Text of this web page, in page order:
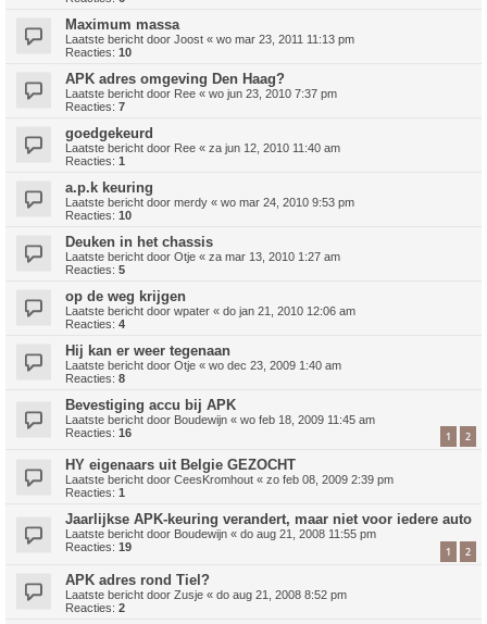
Maximum massa
Laatste bericht door Joost « wo mar 23, 2011 11:13 pm
Reacties: 10
APK adres omgeving Den Haag?
Laatste bericht door Ree « wo jun 23, 2010 7:37 pm
Reacties: 7
goedgekeurd
Laatste bericht door Ree « za jun 12, 2010 11:40 am
Reacties: 1
a.p.k keuring
Laatste bericht door merdy « wo mar 24, 2010 9:53 pm
Reacties: 10
Deuken in het chassis
Laatste bericht door Otje « za mar 13, 2010 1:27 am
Reacties: 5
op de weg krijgen
Laatste bericht door wpater « do jan 21, 2010 12:06 am
Reacties: 4
Hij kan er weer tegenaan
Laatste bericht door Otje « wo dec 23, 2009 1:40 am
Reacties: 8
Bevestiging accu bij APK
Laatste bericht door Boudewijn « wo feb 18, 2009 11:45 am
Reacties: 16 1 2
HY eigenaars uit Belgie GEZOCHT
Laatste bericht door CeesKromhout « zo feb 08, 2009 2:39 pm
Reacties: 1
Jaarlijkse APK-keuring verandert, maar niet voor iedere auto
Laatste bericht door Boudewijn « do aug 21, 2008 11:55 pm
Reacties: 19 1 2
APK adres rond Tiel?
Laatste bericht door Zusje « do aug 21, 2008 8:52 pm
Reacties: 2